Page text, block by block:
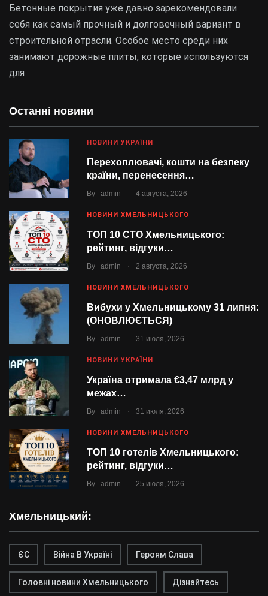
Бетонные покрытия уже давно зарекомендовали
себя как самый прочный и долговечный вариант в
строительной отрасли. Особое место среди них
занимают дорожные плиты, которые используются
для
Останні новини
НОВИНИ УКРАЇНИ
Перехоплювачі, кошти на безпеку
країни, перенесення…
By admin . 4 августа, 2026
НОВИНИ ХМЕЛЬНИЦЬКОГО
ТОП 10 СТО Хмельницького:
рейтинг, відгуки…
By admin . 2 августа, 2026
НОВИНИ ХМЕЛЬНИЦЬКОГО
Вибухи у Хмельницькому 31 липня:
(ОНОВЛЮЄТЬСЯ)
By admin . 31 июля, 2026
НОВИНИ УКРАЇНИ
Україна отримала €3,47 млрд у
межах…
By admin . 31 июля, 2026
НОВИНИ ХМЕЛЬНИЦЬКОГО
ТОП 10 готелів Хмельницького:
рейтинг, відгуки…
By admin . 25 июля, 2026
Хмельницький:
ЄС Війна В Україні Героям Слава
Головні новини Хмельницького Дізнайтесь